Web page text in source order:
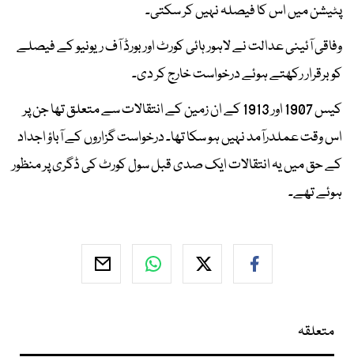
پٹیشن میں اس کا فیصلہ نہیں کر سکتی۔
وفاقی آئینی عدالت نے لاہور ہائی کورٹ اور بورڈ آف ریونیو کے فیصلے
کو برقرار رکھتے ہوئے درخواست خارج کر دی۔
کیس 1907 اور 1913 کے ان زمین کے انتقالات سے متعلق تھا جن پر
اس وقت عملدرآمد نہیں ہو سکا تھا۔ درخواست گزاروں کے آباؤ اجداد
کے حق میں یہ انتقالات ایک صدی قبل سول کورٹ کی ڈگری پر منظور
ہوئے تھے۔
متعلقہ